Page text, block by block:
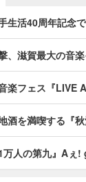
生活40周年記念
、滋賀最大の音
楽フェス『LIVE
酒を満喫する『
1万人の第九』A